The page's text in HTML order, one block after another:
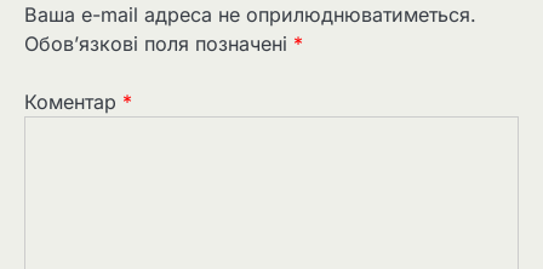
Ваша e-mail адреса не оприлюднюватиметься.
Обов’язкові поля позначені *
Коментар *